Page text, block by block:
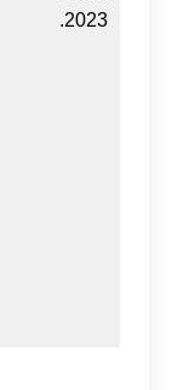
.2023